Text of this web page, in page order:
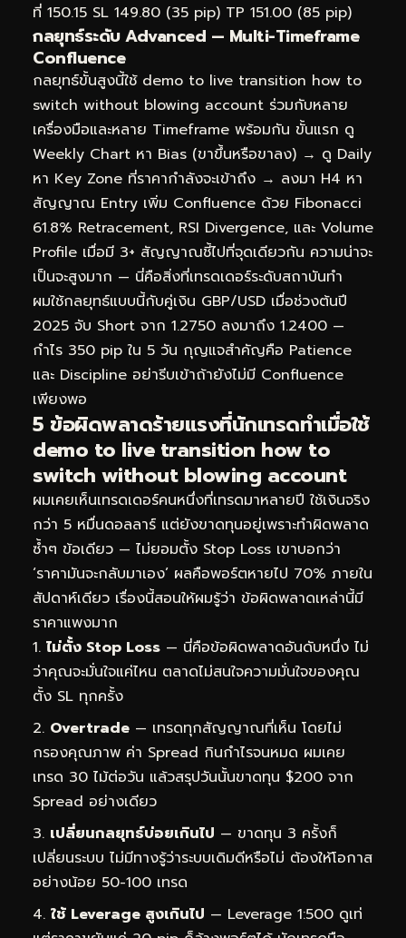
ที่ 150.15 SL 149.80 (35 pip) TP 151.00 (85 pip)
กลยุทธ์ระดับ Advanced — Multi-Timeframe
Confluence
กลยุทธ์ขั้นสูงนี้ใช้ demo to live transition how to
switch without blowing account ร่วมกับหลาย
เครื่องมือและหลาย Timeframe พร้อมกัน ขั้นแรก ดู
Weekly Chart หา Bias (ขาขึ้นหรือขาลง) → ดู Daily
หา Key Zone ที่ราคากำลังจะเข้าถึง → ลงมา H4 หา
สัญญาณ Entry เพิ่ม Confluence ด้วย Fibonacci
61.8% Retracement, RSI Divergence, และ Volume
Profile เมื่อมี 3+ สัญญาณชี้ไปที่จุดเดียวกัน ความน่าจะ
เป็นจะสูงมาก — นี่คือสิ่งที่เทรดเดอร์ระดับสถาบันทำ
ผมใช้กลยุทธ์แบบนี้กับคู่เงิน GBP/USD เมื่อช่วงต้นปี
2025 จับ Short จาก 1.2750 ลงมาถึง 1.2400 —
กำไร 350 pip ใน 5 วัน กุญแจสำคัญคือ Patience
และ Discipline อย่ารีบเข้าถ้ายังไม่มี Confluence
เพียงพอ
5 ข้อผิดพลาดร้ายแรงที่นักเทรดทำเมื่อใช้
demo to live transition how to
switch without blowing account
ผมเคยเห็นเทรดเดอร์คนหนึ่งที่เทรดมาหลายปี ใช้เงินจริง
กว่า 5 หมื่นดอลลาร์ แต่ยังขาดทุนอยู่เพราะทำผิดพลาด
ซ้ำๆ ข้อเดียว — ไม่ยอมตั้ง Stop Loss เขาบอกว่า
‘ราคามันจะกลับมาเอง’ ผลคือพอร์ตหายไป 70% ภายใน
สัปดาห์เดียว เรื่องนี้สอนให้ผมรู้ว่า ข้อผิดพลาดเหล่านี้มี
ราคาแพงมาก
ไม่ตั้ง Stop Loss — นี่คือข้อผิดพลาดอันดับหนึ่ง ไม่
ว่าคุณจะมั่นใจแค่ไหน ตลาดไม่สนใจความมั่นใจของคุณ
ตั้ง SL ทุกครั้ง
Overtrade — เทรดทุกสัญญาณที่เห็น โดยไม่
กรองคุณภาพ ค่า Spread กินกำไรจนหมด ผมเคย
เทรด 30 ไม้ต่อวัน แล้วสรุปวันนั้นขาดทุน $200 จาก
Spread อย่างเดียว
เปลี่ยนกลยุทธ์บ่อยเกินไป — ขาดทุน 3 ครั้งก็
เปลี่ยนระบบ ไม่มีทางรู้ว่าระบบเดิมดีหรือไม่ ต้องให้โอกาส
อย่างน้อย 50-100 เทรด
ใช้ Leverage สูงเกินไป — Leverage 1:500 ดูเท่